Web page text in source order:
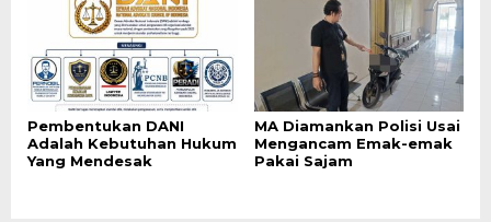
Pembentukan DANI
Adalah Kebutuhan Hukum
Yang Mendesak
MA Diamankan Polisi Usai
Mengancam Emak-emak
Pakai Sajam